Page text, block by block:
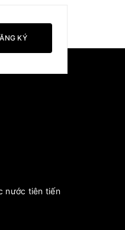
KÝ
nước tiên tiến